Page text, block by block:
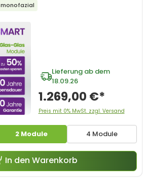
monofazial
2 Module 4 Module
Lieferung ab dem
18.09.26
1.269,00 €*
Preis mit 0% MwSt. zzgl. Versand
In den Warenkorb